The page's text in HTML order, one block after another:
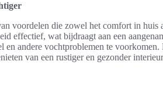
voordelen die zowel het comfort in huis
effectief, wat bijdraagt aan een
andere vochtproblemen te voorkomen.
van een rustiger en gezonder